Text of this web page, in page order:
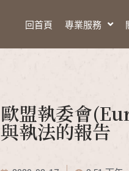
回首頁 專業服務
歐盟執委會
與執法的報告